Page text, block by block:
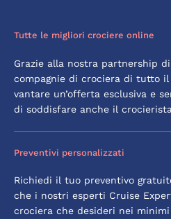
Tutte le migliori crociere online
Grazie alla nostra partnership
compagnie di crociera di tutto il
vantare un’offerta esclusiva e
di soddisfare anche il
Preventivi personalizzati
Richiedi il tuo preventivo
che i nostri esperti Cruise
crociera che desideri nei